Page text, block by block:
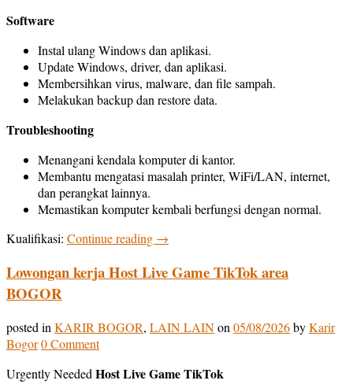
Software
Instal ulang Windows dan aplikasi.
Update Windows, driver, dan aplikasi.
Membersihkan virus, malware, dan file sampah.
Melakukan backup dan restore data.
Troubleshooting
Menangani kendala komputer di kantor.
Membantu mengatasi masalah printer, WiFi/LAN, internet,
dan perangkat lainnya.
Memastikan komputer kembali berfungsi dengan normal.
Kualifikasi: Continue reading →
Lowongan kerja Host Live Game TikTok area
BOGOR
posted in KARIR BOGOR, LAIN LAINon 05/08/2026byKarir
Bogor0 Comment
Urgently Needed Host Live Game TikTok